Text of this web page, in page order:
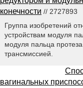
конечности // 2727893
Группа изобретений
устройствам модуля
модуля пальца
трансмиссией.
вагинальных